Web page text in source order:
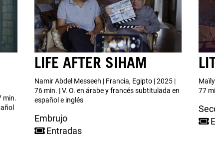
min.
LIFE AFTER SIHAM
Namir Abdel Messeeh | Francia, Egipto | 2025 |
76 min. | V. O. en árabe y francés subtitulada en
español e inglés
Embrujo
Entradas
77